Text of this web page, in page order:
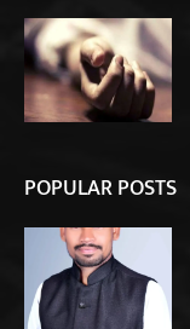
POPULAR POSTS